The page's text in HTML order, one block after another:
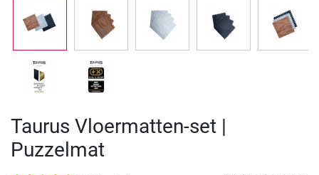
Taurus Vloermatten-set |
Puzzelmat